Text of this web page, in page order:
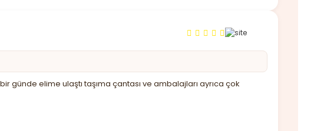
günde elime ulaştı taşıma çantası ve ambalajları ayrıca çok